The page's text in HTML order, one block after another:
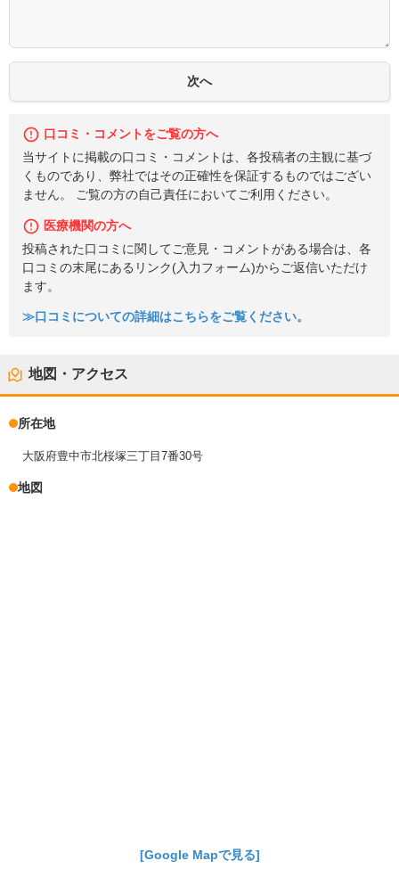
口コミ・コメントをご覧の方へ
当サイトに掲載の口コミ・コメントは、各投稿者の主観に基づ
くものであり、弊社ではその正確性を保証するものではござい
ません。 ご覧の方の自己責任においてご利用ください。
医療機関の方へ
投稿された口コミに関してご意見・コメントがある場合は、各
口コミの末尾にあるリンク(入力フォーム)からご返信いただけ
ます。
≫口コミについての詳細はこちらをご覧ください。
地図・アクセス
所在地
大阪府豊中市北桜塚三丁目7番30号
地図
[Google Mapで見る]